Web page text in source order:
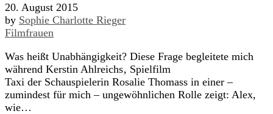
20. August 2015
by Sophie Charlotte Rieger
Filmfrauen
Was heißt Unabhängigkeit? Diese Frage begleitete mich
während Kerstin Ahlreichs‚ Spielfilm
Taxi der Schauspielerin Rosalie Thomass in einer –
zumindest für mich – ungewöhnlichen Rolle zeigt: Alex,
wie…